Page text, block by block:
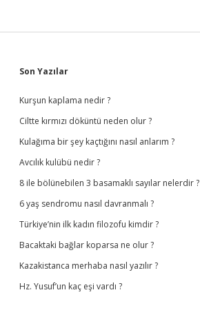
Sidebar
Son Yazılar
Kurşun kaplama nedir ?
Ciltte kırmızı döküntü neden olur ?
Kulağıma bir şey kaçtığını nasıl anlarım ?
Avcılık kulübü nedir ?
8 ile bölünebilen 3 basamaklı sayılar nelerdir ?
6 yaş sendromu nasıl davranmalı ?
Türkiye’nin ilk kadın filozofu kimdir ?
Bacaktaki bağlar koparsa ne olur ?
Kazakistanca merhaba nasıl yazılır ?
Hz. Yusuf’un kaç eşi vardı ?